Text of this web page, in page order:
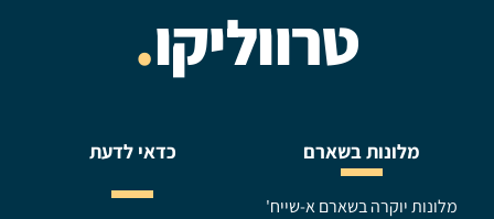
טרווליקו.
מלונות בשארם
מלונות יוקרה בשארם א-שייח'
כדאי לדעת